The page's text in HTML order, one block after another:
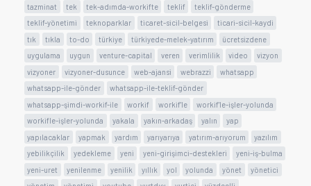
tazminat
tek tek-adımda-workifte teklif
teklif-gönderme
teklif-yönetimi
teknoparklar ticaret-sicil-belgesi
ticari-sicil-kaydi
tık
tıkla to-do türkiye türkiyede-melek-yatırım
ücretsizdene
uygulama
uygun venture-capital veren verimlilik video
vizyon
vizyoner
vizyoner-dusunce web-ajansi webrazzi
whatsapp
whatsapp-ile-gönder
whatsapp-ile-teklif-gönder
whatsapp-şimdi-workif-ile
workif workif'le
workif'le-işler-yolunda
workifle-işler-yolunda
yakala yakın-arkadaş yalın
yap
yapılacaklar
yapmak yardım yarıyarıya yatırım-arıyorum
yazılım
yebilikçilik
yedekleme yeni yeni-girişimci-destekleri
yeni-iş-bulma
yeni-uret
yenilenme yenilik yıllık yol yolunda yönet
yönetici